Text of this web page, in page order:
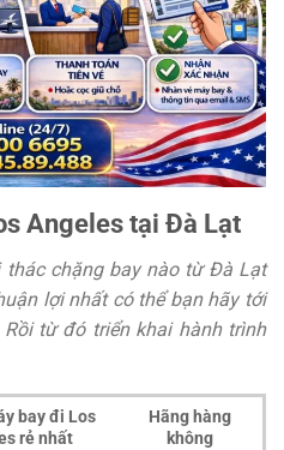
Angeles tại Đà Lạt
thác chặng bay nào từ Đà Lạt
lợi nhất có thể bạn hãy tới
từ đó triển khai hành trình
bay đi Los
rẻ nhất
Hãng hàng
không